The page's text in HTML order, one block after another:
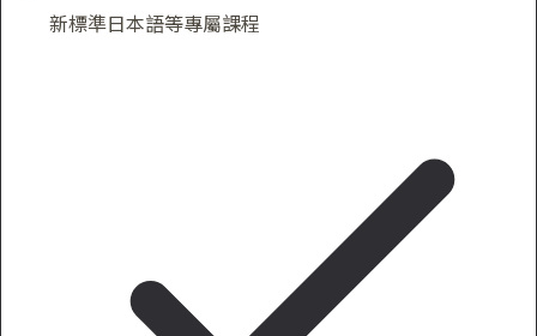
新標準日本語等專屬課程